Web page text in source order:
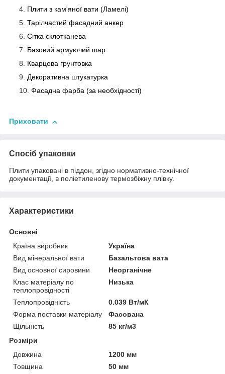
Плити з кам'яної вати (Ламелі)
Тарілчастий фасадний анкер
Сітка склотканева
Базовий армуючий шар
Кварцова грунтовка
Декоративна штукатурка
Фасадна фарба (за необхідності)
Приховати
Спосіб упаковки
Плити упаковані в піддон, згідно нормативно-технічної
документації, в поліетиленову термозбіжну плівку.
Характеристики
Основні
Країна виробник
Україна
Вид мінеральної вати
Базальтова вата
Вид основної сировини
Неорганічне
Клас матеріалу по
теплопровідності
Низька
Теплопровідність
0.039 Вт/мК
Форма поставки матеріалу
Фасована
Щільність
85 кг/м3
Розміри
Довжина
1200 мм
Товщина
50 мм